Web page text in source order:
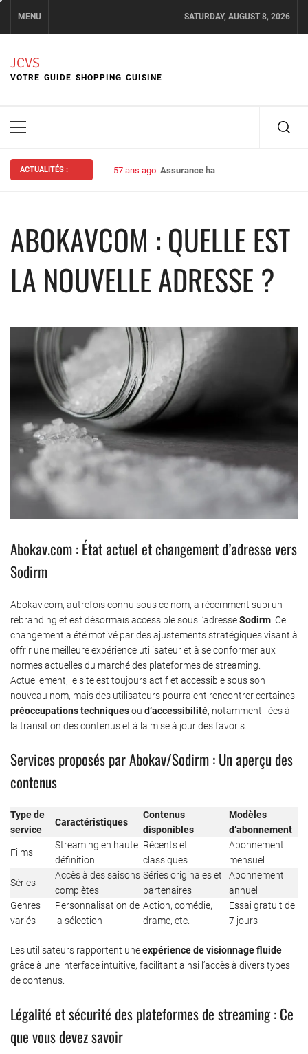
content
MENU SATURDAY, AUGUST 8, 2026
JCVS
VOTRE GUIDE SHOPPING CUISINE
Primary
ACTUALITÉS : 57 ans ago Assurance habitation : bien choisir
ABOKAVCOM : QUELLE EST
LA NOUVELLE ADRESSE ?
Abokav.com : État actuel et changement d’adresse vers
Sodirm
Abokav.com, autrefois connu sous ce nom, a récemment subi un
rebranding et est désormais accessible sous l’adresseSodirm . Ce
changement a été motivé par des ajustements stratégiques visant à
offrir une meilleure expérience utilisateur et à se conformer aux
normes actuelles du marché des plateformes de streaming.
Actuellement, le site est toujours actif et accessible sous son
nouveau nom, mais des utilisateurs pourraient rencontrer certaines
préoccupations techniquesou d’accessibilité, notamment liées à
la transition des contenus et à la mise à jour des favoris.
Services proposés par Abokav/Sodirm : Un aperçu des
contenus
Type de
service
Caractéristiques
Contenus
disponibles
Modèles
d’abonnement
Films
Streaming en haute
définition
Récents et
classiques
Abonnement
mensuel
Séries
Accès à des saisons
complètes
Séries originales et
partenaires
Abonnement
annuel
Genres
variés
Personnalisation de
la sélection
Action, comédie,
drame, etc.
Essai gratuit de
7 jours
Les utilisateurs rapportent uneexpérience de visionnage fluide
grâce à une interface intuitive, facilitant ainsi l’accès à divers types
de contenus.
Légalité et sécurité des plateformes de streaming : Ce
que vous devez savoir